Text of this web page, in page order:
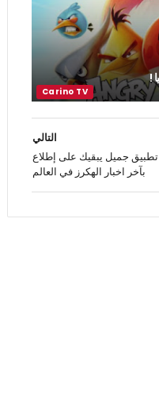
التالي
تطبيق جميل يبقيك على إطلاع
بآخر اخبار الهكرز في العالم